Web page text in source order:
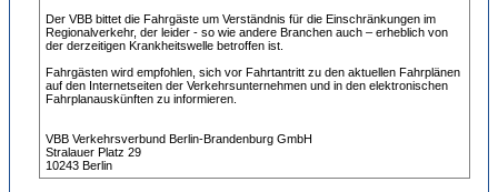
Der VBB bittet die Fahrgäste um Verständnis für die Einschränkungen im
Regionalverkehr, der leider - so wie andere Branchen auch – erheblich von
der derzeitigen Krankheitswelle betroffen ist.
Fahrgästen wird empfohlen, sich vor Fahrtantritt zu den aktuellen Fahrplänen
auf den Internetseiten der Verkehrsunternehmen und in den elektronischen
Fahrplanauskünften zu informieren.
VBB Verkehrsverbund Berlin-Brandenburg GmbH
Stralauer Platz 29
10243 Berlin